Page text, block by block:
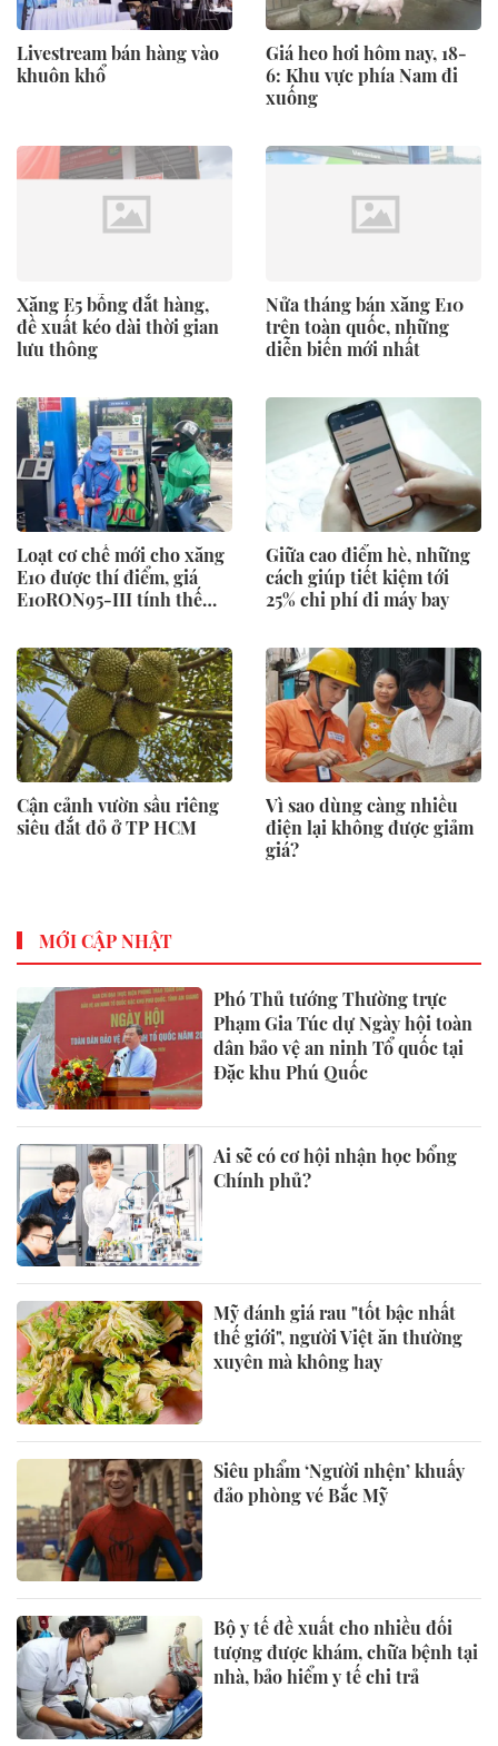
Livestream bán hàng vào
khuôn khổ
Giá heo hơi hôm nay, 18-
6: Khu vực phía Nam đi
xuống
Xăng E5 bỗng đắt hàng,
đề xuất kéo dài thời gian
lưu thông
Nửa tháng bán xăng E10
trên toàn quốc, những
diễn biến mới nhất
Loạt cơ chế mới cho xăng
E10 được thí điểm, giá
E10RON95-III tính thế
Giữa cao điểm hè, những
cách giúp tiết kiệm tới
25% chi phí đi máy bay
Cận cảnh vườn sầu riêng
siêu đắt đỏ ở TP HCM
Vì sao dùng càng nhiều
điện lại không được giảm
giá?
MỚI CẬP NHẬT
Phó Thủ tướng Thường trực
Phạm Gia Túc dự Ngày hội toàn
dân bảo vệ an ninh Tổ quốc tại
Đặc khu Phú Quốc
Ai sẽ có cơ hội nhận học bổng
Chính phủ?
Mỹ đánh giá rau "tốt bậc nhất
thế giới", người Việt ăn thường
xuyên mà không hay
Siêu phẩm ‘Người nhện’ khuấy
đảo phòng vé Bắc Mỹ
Bộ y tế đề xuất cho nhiều đối
tượng được khám, chữa bệnh tại
nhà, bảo hiểm y tế chi trả